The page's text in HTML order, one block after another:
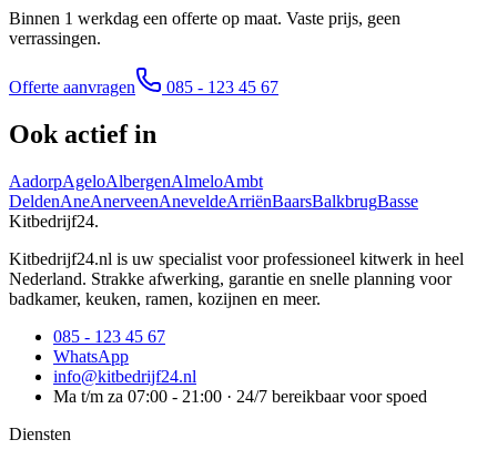
Binnen 1 werkdag een offerte op maat. Vaste prijs, geen
verrassingen.
Offerte aanvragen 085 - 123 45 67
Ook actief in
AadorpAgeloAlbergenAlmeloAmbt
DeldenAneAnerveenAneveldeArriënBaarsBalkbrugBasse
Kitbedrijf24.
Kitbedrijf24.nl is uw specialist voor professioneel kitwerk in heel
Nederland. Strakke afwerking, garantie en snelle planning voor
badkamer, keuken, ramen, kozijnen en meer.
085 - 123 45 67
WhatsApp
info@kitbedrijf24.nl
Ma t/m za 07:00 - 21:00 · 24/7 bereikbaar voor spoed
Diensten